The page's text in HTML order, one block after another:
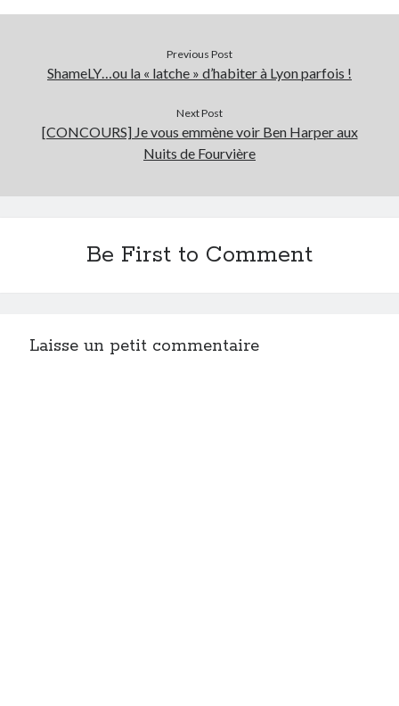
Previous Post
ShameLY…ou la « latche » d’habiter à Lyon parfois !
Next Post
[CONCOURS] Je vous emmène voir Ben Harper aux
Nuits de Fourvière
Be First to Comment
Laisse un petit commentaire